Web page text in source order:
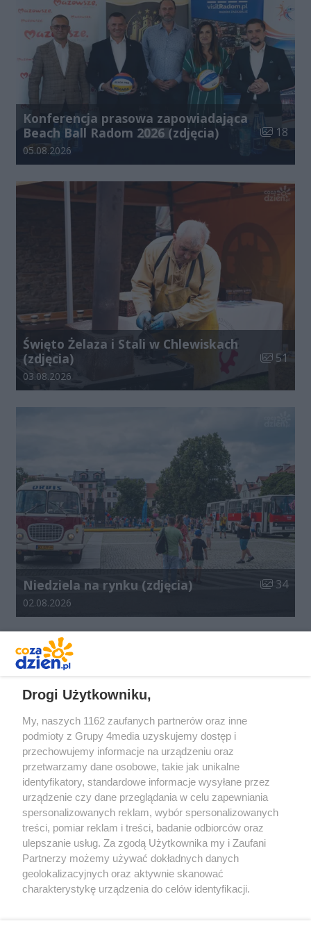
Konferencja prasowa zapowiadająca
Beach Ball Radom 2026 (zdjęcia)
Liczba
18
Data dodania galerii:
05.08.2026
Święto Żelaza i Stali w Chlewiskach
(zdjęcia)
Liczba
51
Data dodania galerii:
03.08.2026
Niedziela na rynku (zdjęcia) Liczba
34
Data dodania galerii:
02.08.2026
Redakcja Reklama Prywatność
Praca Łódź
the:protocol
Drogi Użytkowniku,
My, naszych 1162 zaufanych partnerów oraz inne
podmioty z Grupy 4media uzyskujemy dostęp i
przechowujemy informacje na urządzeniu oraz
przetwarzamy dane osobowe, takie jak unikalne
identyfikatory, standardowe informacje wysyłane przez
urządzenie czy dane przeglądania w celu zapewniania
spersonalizowanych reklam, wybór spersonalizowanych
treści, pomiar reklam i treści, badanie odbiorców oraz
ulepszanie usług. Za zgodą Użytkownika my i Zaufani
Partnerzy możemy używać dokładnych danych
geolokalizacyjnych oraz aktywnie skanować
charakterystykę urządzenia do celów identyfikacji.